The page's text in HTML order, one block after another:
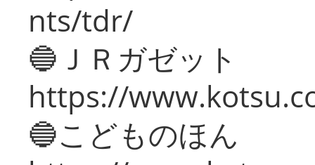
nts/tdr/
🔵ＪＲガゼット
https://
🔵こどものほん